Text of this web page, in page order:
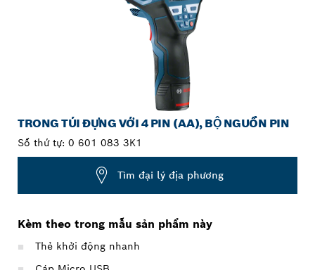
TRONG TÚI ĐỰNG VỚI 4 PIN (AA), BỘ NGUỒN PIN
Số thứ tự: 0 601 083 3K1
Tìm đại lý địa phương
Kèm theo trong mẫu sản phẩm này
Thẻ khởi động nhanh